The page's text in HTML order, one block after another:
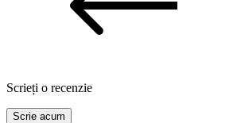
Scrieți o recenzie
Scrie acum